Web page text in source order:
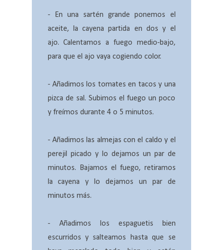
- En una sartén grande ponemos el
aceite, la cayena partida en dos y el
ajo. Calentamos a fuego medio-bajo,
para que el ajo vaya cogiendo color.
- Añadimos los tomates en tacos y una
pizca de sal. Subimos el fuego un poco
y freímos durante 4 o 5 minutos.
- Añadimos las almejas con el caldo y el
perejil picado y lo dejamos un par de
minutos. Bajamos el fuego, retiramos
la cayena y lo dejamos un par de
minutos más.
- Añadimos los espaguetis bien
escurridos y salteamos hasta que se